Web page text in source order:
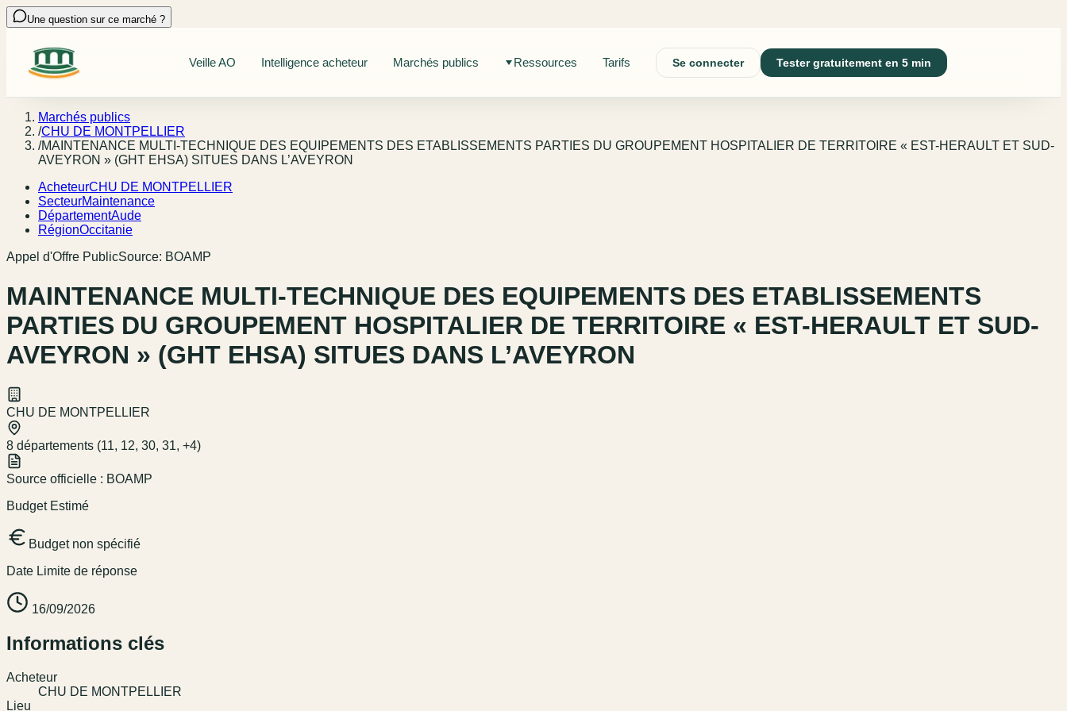
Une question sur ce marché ?
Veille AO Intelligence acheteur Marchés publics Ressources Tarifs Se connecter Tester gratuitement en 5 min
Marchés publics
/CHU DE MONTPELLIER
/MAINTENANCE MULTI-TECHNIQUE DES EQUIPEMENTS DES ETABLISSEMENTS PARTIES DU GROUPEMENT HOSPITALIER DE TERRITOIRE « EST-HERAULT ET SUD-
AVEYRON » (GHT EHSA) SITUES DANS L’AVEYRON
AcheteurCHU DE MONTPELLIER
SecteurMaintenance
DépartementAude
RégionOccitanie
Appel d'Offre PublicSource: BOAMP
MAINTENANCE MULTI-TECHNIQUE DES EQUIPEMENTS DES ETABLISSEMENTS
PARTIES DU GROUPEMENT HOSPITALIER DE TERRITOIRE « EST-HERAULT ET SUD-
AVEYRON » (GHT EHSA) SITUES DANS L’AVEYRON
CHU DE MONTPELLIER
8 départements (11, 12, 30, 31, +4)
Source officielle : BOAMP
Budget Estimé
Budget non spécifié
Date Limite de réponse
16/09/2026
Informations clés
Acheteur
CHU DE MONTPELLIER
Lieu